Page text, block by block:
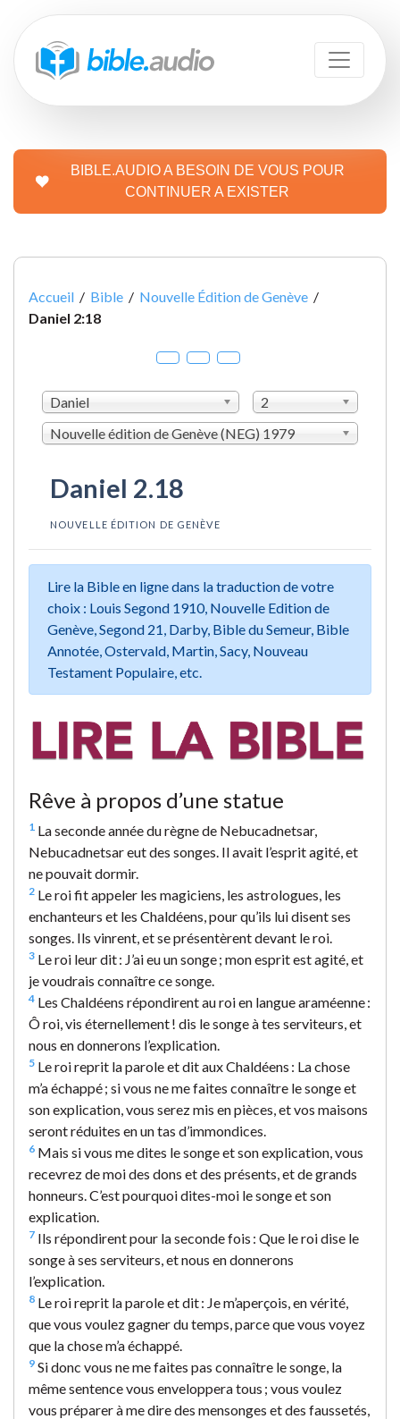
BIBLE.AUDIO A BESOIN DE VOUS POUR
CONTINUER A EXISTER
Accueil / Bible / Nouvelle Édition de Genève /
Daniel 2:18
Daniel
2
Nouvelle édition de Genève (NEG) 1979
Daniel 2.18
NOUVELLE ÉDITION DE GENÈVE
Lire la Bible en ligne dans la traduction de votre
choix : Louis Segond 1910, Nouvelle Edition de
Genève, Segond 21, Darby, Bible du Semeur, Bible
Annotée, Ostervald, Martin, Sacy, Nouveau
Testament Populaire, etc.
Rêve à propos d’une statue
1 La seconde année du règne de Nebucadnetsar,
Nebucadnetsar eut des songes. Il avait l’esprit agité, et
ne pouvait dormir.
2 Le roi fit appeler les magiciens, les astrologues, les
enchanteurs et les Chaldéens, pour qu’ils lui disent ses
songes. Ils vinrent, et se présentèrent devant le roi.
3 Le roi leur dit : J’ai eu un songe ; mon esprit est agité, et
je voudrais connaître ce songe.
4 Les Chaldéens répondirent au roi en langue araméenne :
Ô roi, vis éternellement ! dis le songe à tes serviteurs, et
nous en donnerons l’explication.
5 Le roi reprit la parole et dit aux Chaldéens : La chose
m’a échappé ; si vous ne me faites connaître le songe et
son explication, vous serez mis en pièces, et vos maisons
seront réduites en un tas d’immondices.
6 Mais si vous me dites le songe et son explication, vous
recevrez de moi des dons et des présents, et de grands
honneurs. C’est pourquoi dites-moi le songe et son
explication.
7 Ils répondirent pour la seconde fois : Que le roi dise le
songe à ses serviteurs, et nous en donnerons
l’explication.
8 Le roi reprit la parole et dit : Je m’aperçois, en vérité,
que vous voulez gagner du temps, parce que vous voyez
que la chose m’a échappé.
9 Si donc vous ne me faites pas connaître le songe, la
même sentence vous enveloppera tous ; vous voulez
vous préparer à me dire des mensonges et des faussetés,